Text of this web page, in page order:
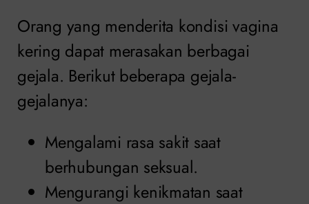
Orang yang menderita kondisi vagina
kering dapat merasakan berbagai
gejala. Berikut beberapa gejala-
gejalanya:
Mengalami rasa sakit saat
berhubungan seksual.
Mengurangi kenikmatan saat